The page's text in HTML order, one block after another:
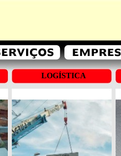
LOGÍSTICA